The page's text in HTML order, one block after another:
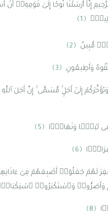
إِنَّآ أَرْسَلْنَا نُوحًا إِلَىٰ قَوْمِهِۦٓ أَنْ
أَلِيمٌۭ
﴿1﴾
مُّبِينٌ ﴿2﴾
وَأَطِيعُونِ ﴿3﴾
إِلَىٰٓ أَجَلٍۢ مُّسَمًّى ۚ إِنَّ أَجَلَ ٱللَّهِ
لَيْلًۭا وَنَهَارًۭا ﴿5﴾
فِرَارًۭا ﴿6﴾
لَهُمْ جَعَلُوٓا۟ أَصَٰبِعَهُمْ فِىٓ
وَأَصَرُّوا۟ وَٱسْتَكْبَرُوا۟
﴿8﴾